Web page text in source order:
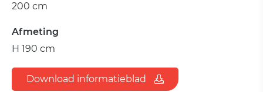
200 cm
Afmeting
H 190 cm
Download informatieblad